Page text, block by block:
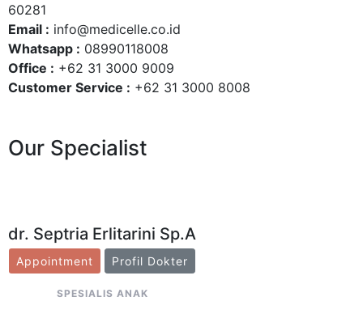
60281
Email : info@medicelle.co.id
Whatsapp : 08990118008
Office : +62 31 3000 9009
Customer Service : +62 31 3000 8008
Our Specialist
dr. Septria Erlitarini Sp.A
Appointment Profil Dokter
SPESIALIS ANAK